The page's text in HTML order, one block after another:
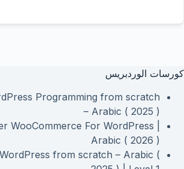
كورسات الوردبريس
Programming from scratch
– Arabic ( 2025 )
WooCommerce For WordPress |
Arabic ( 2026 )
from scratch – Arabic (